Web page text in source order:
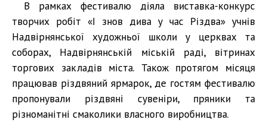
В рамках фестивалю діяла виставка-конкурс
творчих робіт «І знов дива у час Різдва» учнів
Надвірнянської художньої школи у церквах та
соборах, Надвірнянській міській раді, вітринах
торгових закладів міста. Також протягом місяця
працював різдвяний ярмарок, де гостям фестивалю
пропонували різдвяні сувеніри, пряники та
різноманітні смаколики власного виробництва.